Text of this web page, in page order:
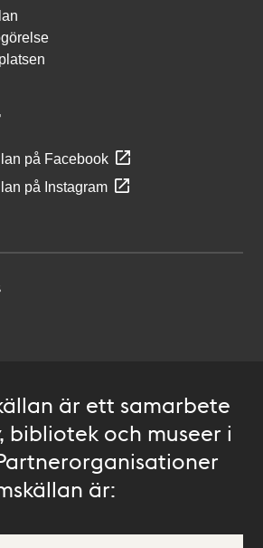
på Facebook
på Instagram
är ett samarbete
bibliotek och museer i
är: